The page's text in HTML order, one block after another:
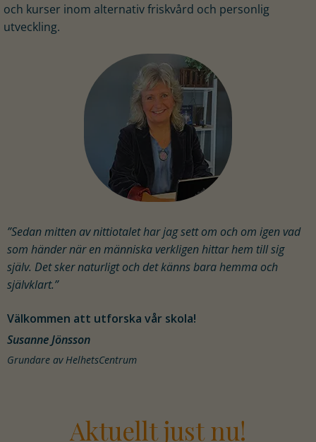
och kurser inom alternativ friskvård och personlig
utveckling.
”Sedan mitten av nittiotalet har jag sett om och om igen vad
som händer när en människa verkligen hittar hem till sig
själv. Det sker naturligt och det känns bara hemma och
självklart.”
Välkommen att utforska vår skola!
Susanne Jönsson
Grundare av HelhetsCentrum
Aktuellt just nu!